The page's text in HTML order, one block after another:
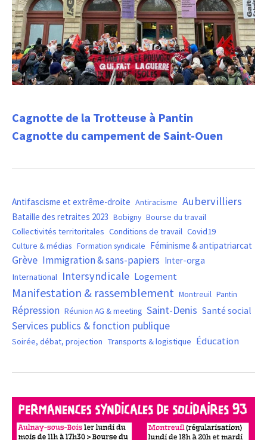
Cagnotte de la Trotteuse à Pantin
Cagnotte du campement de Saint-Ouen
Antifascisme et extrême-droite Antiracisme Aubervilliers
Bataille des retraites 2023 Bobigny Bourse du travail
Collectivités territoritales Conditions de travail Covid19
Culture & médias Formation syndicale Féminisme & antipatriarcat
Grève Immigration & sans-papiers Inter-orga
International Intersyndicale Logement
Manifestation & rassemblement Montreuil Pantin
Répression Réunion AG & meeting Saint-Denis Santé social
Services publics & fonction publique
Soirée, débat, projection Transports & logistique Éducation